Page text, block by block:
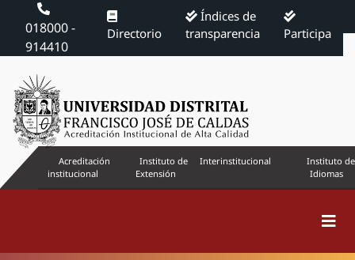
018000 -
914410
Directorio
Índices de
transparencia
Participa
Acreditación
institucional
Instituto de
Extensión
Interinstitucional
Instituto de
Idiomas